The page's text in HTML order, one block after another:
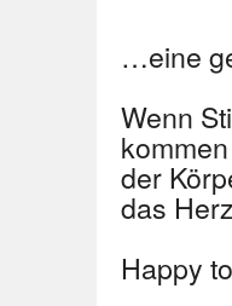
…eine
Wenn
der
das
Happy